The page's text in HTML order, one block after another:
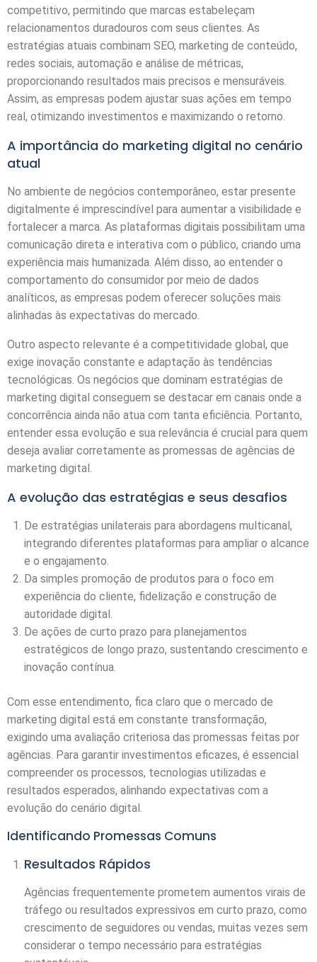
competitivo, permitindo que marcas estabeleçam
relacionamentos duradouros com seus clientes. As
estratégias atuais combinam SEO, marketing de conteúdo,
redes sociais, automação e análise de métricas,
proporcionando resultados mais precisos e mensuráveis.
Assim, as empresas podem ajustar suas ações em tempo
real, otimizando investimentos e maximizando o retorno.
A importância do marketing digital no cenário
atual
No ambiente de negócios contemporâneo, estar presente
digitalmente é imprescindível para aumentar a visibilidade e
fortalecer a marca. As plataformas digitais possibilitam uma
comunicação direta e interativa com o público, criando uma
experiência mais humanizada. Além disso, ao entender o
comportamento do consumidor por meio de dados
analíticos, as empresas podem oferecer soluções mais
alinhadas às expectativas do mercado.
Outro aspecto relevante é a competitividade global, que
exige inovação constante e adaptação às tendências
tecnológicas. Os negócios que dominam estratégias de
marketing digital conseguem se destacar em canais onde a
concorrência ainda não atua com tanta eficiência. Portanto,
entender essa evolução e sua relevância é crucial para quem
deseja avaliar corretamente as promessas de agências de
marketing digital.
A evolução das estratégias e seus desafios
De estratégias unilaterais para abordagens multicanal,
integrando diferentes plataformas para ampliar o alcance
e o engajamento.
Da simples promoção de produtos para o foco em
experiência do cliente, fidelização e construção de
autoridade digital.
De ações de curto prazo para planejamentos
estratégicos de longo prazo, sustentando crescimento e
inovação contínua.
Com esse entendimento, fica claro que o mercado de
marketing digital está em constante transformação,
exigindo uma avaliação criteriosa das promessas feitas por
agências. Para garantir investimentos eficazes, é essencial
compreender os processos, tecnologias utilizadas e
resultados esperados, alinhando expectativas com a
evolução do cenário digital.
Identificando Promessas Comuns
Resultados Rápidos
Agências frequentemente prometem aumentos virais de
tráfego ou resultados expressivos em curto prazo, como
crescimento de seguidores ou vendas, muitas vezes sem
considerar o tempo necessário para estratégias